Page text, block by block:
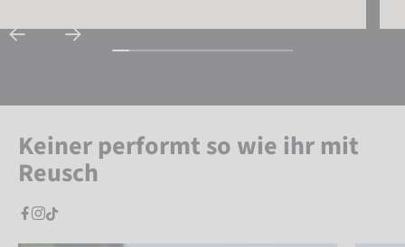
Keiner performt so wie ihr mit
Reusch